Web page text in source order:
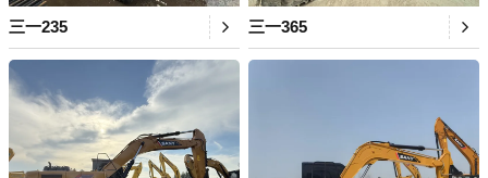
三一235 三一365